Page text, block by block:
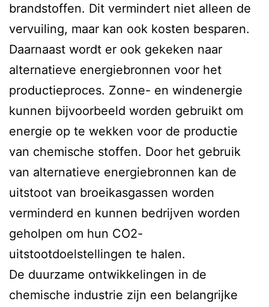
brandstoffen. Dit vermindert niet alleen de
vervuiling, maar kan ook kosten besparen.
Daarnaast wordt er ook gekeken naar
alternatieve energiebronnen voor het
productieproces. Zonne- en windenergie
kunnen bijvoorbeeld worden gebruikt om
energie op te wekken voor de productie
van chemische stoffen. Door het gebruik
van alternatieve energiebronnen kan de
uitstoot van broeikasgassen worden
verminderd en kunnen bedrijven worden
geholpen om hun CO2-
uitstootdoelstellingen te halen.
De duurzame ontwikkelingen in de
chemische industrie zijn een belangrijke